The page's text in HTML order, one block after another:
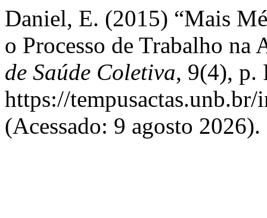
Daniel, E. (2015) “Mais
o Processo de Trabalho na
de Saúde Coletiva, 9(4), p.
https://
(Acessado: 9 agosto 2026).